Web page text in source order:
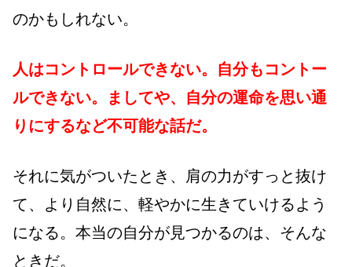
のかもしれない。
人はコントロールできない。自分もコントー
ルできない。ましてや、自分の運命を思い通
りにするなど不可能な話だ。
それに気がついたとき、肩の力がすっと抜け
て、より自然に、軽やかに生きていけるよう
になる。本当の自分が見つかるのは、そんな
ときだ。